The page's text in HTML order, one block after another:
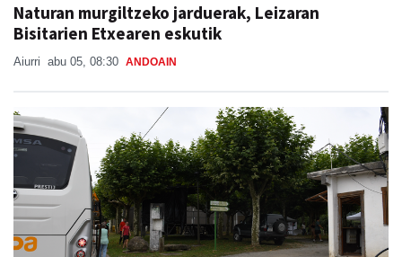
Naturan murgiltzeko jarduerak, Leizaran
Bisitarien Etxearen eskutik
Aiurri abu 05, 08:30 ANDOAIN